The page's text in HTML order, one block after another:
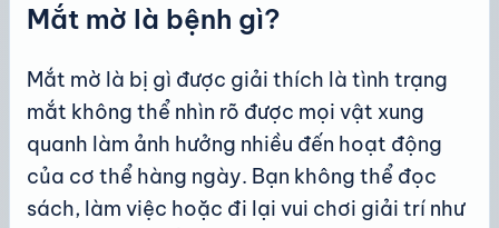
Mắt mờ là bệnh gì?
Mắt mờ là bị gì được giải thích là tình trạng
mắt không thể nhìn rõ được mọi vật xung
quanh làm ảnh hưởng nhiều đến hoạt động
của cơ thể hàng ngày. Bạn không thể đọc
sách, làm việc hoặc đi lại vui chơi giải trí như